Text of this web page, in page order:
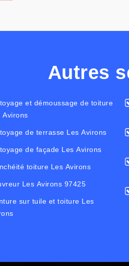
Autres
et démoussage de toiture
Avirons
de terrasse Les Avirons
de façade Les Avirons
toiture Les Avirons
Les Avirons 97425
sur tuile et toiture Les